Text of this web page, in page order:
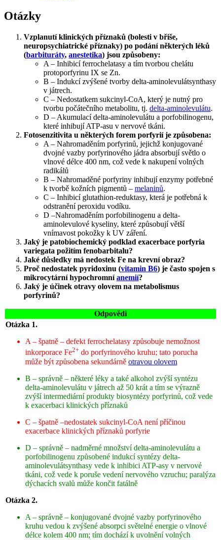
Otázky
Vzplanutí klinických příznaků (bolesti v břiše,
neuropsychiatrické příznaky) po podání některých léků
(barbituráty, anestetika) jsou způsobeny:
A – Inhibicí ferrochelatasy a tím tvorbou chelátu
protoporfyrinu IX se Zn.
B – Indukcí zvýšené tvorby delta-aminolevulátsynthasy
v játrech.
C – Nedostatkem sukcinyl-CoA, který je nutný pro
tvorbu počátečního metabolitu, tj. delta-aminolevulátu.
D – Akumulací delta-aminolevulátu a porfobilinogenu,
které inhibují ATP-asu v nervové tkáni.
Fotosenzitivita u některých forem porfyrií je způsobena:
A – Nahromaděním porfyrinů, jejichž konjugované
dvojné vazby porfyrinového jádra absorbují světlo o
vlnové délce 400 nm, což vede k nakupení volných
radikálů
B – Nahromaděné porfyriny inhibují enzymy potřebné
k tvorbě kožních pigmentů – melaninů.
C – Inhibicí glutathion-reduktasy, která je potřebná k
odstranění peroxidu vodíku.
D –Nahromaděním porfobilinogenu a delta-
aminolevulové kyseliny, které způsobují větší
vnímavost pokožky k UV záření.
Jaký je patobiochemický podklad exacerbace porfyria
variegata požitím fenobarbitalu?
Jaké důsledky má nedostek Fe na krevní obraz?
Proč nedostatek pyridoxinu (vitamin B6) je často spojen s
mikrocytární hypochromníanemií?
Jaký je účinek otravy olovem na metabolismus
porfyrinů?
Odpovědi
Otázka 1.
A – špatně – defekt ferrochelatasy způsobuje nemožnost
inkorporace Fe2+ do porfyrinového kruhu; tato porucha
může být způsobena sekundárně otravou olovem
B – správně – některé léky a také alkohol zvýší syntézu
delta-aminolevulátu v játrech až 50 krát a tím se výrazně
zvýší intermediární produkty biosyntézy porfyrinů, což vede
k exacerbaci klinických příznaků
C – špatně –nedostatek sukcinyl-CoA není příčinou
exacerbace klinických příznaků porfyrie
D – správně – nadměrné množství delta-aminolevulátu a
porfobilinogenu způsobené indukcí syntézy delta-
aminolevulátsynthasy vede k inhibici ATP-asy v nervové
tkáni, což vede k poruše vedení nervového vzruchu; paralýza
dýchacích svalů může končit fatálně
Otázka 2.
A – správně – konjugované dvojné vazby porfyrinového
kruhu vedou k zvýšené absorpci světelné energie o vlnové
délce kolem 400 nm; tím dochází k uvolnění volných